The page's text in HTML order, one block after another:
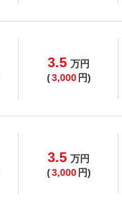
3.5 万円
(3,000 円)
3.5 万円
(3,000 円)